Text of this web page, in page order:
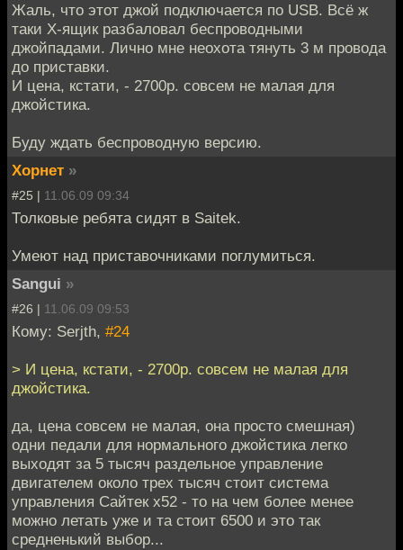
Жаль, что этот джой подключается по USB. Всё ж
таки Х-ящик разбаловал беспроводными
джойпадами. Лично мне неохота тянуть 3 м провода
до приставки.
И цена, кстати, - 2700р. совсем не малая для
джойстика.
Буду ждать беспроводную версию.
Хорнет »
#25 | 11.06.09 09:34
Толковые ребята сидят в Saitek.
Умеют над приставочниками поглумиться.
Sangui »
#26 | 11.06.09 09:53
Кому: Serjth, #24
> И цена, кстати, - 2700р. совсем не малая для
джойстика.
да, цена совсем не малая, она просто смешная)
одни педали для нормального джойстика легко
выходят за 5 тысяч раздельное управление
двигателем около трех тысяч стоит система
управления Сайтек х52 - то на чем более менее
можно летать уже и та стоит 6500 и это так
средненький выбор...